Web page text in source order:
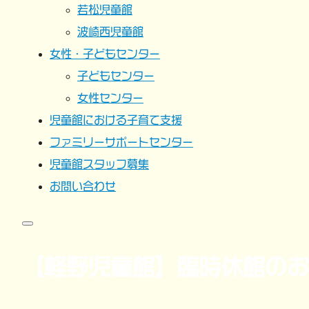
若松児童館
波崎西児童館
女性・子どもセンター
子どもセンター
女性センター
児童館における子育て支援
ファミリーサポートセンター
児童館スタッフ募集
お問い合わせ